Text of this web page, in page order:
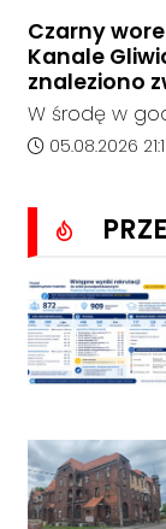
14:30 na
408 pomiędzy
Bierawą.
Czarny
Kanale
znaleziono
W środę w
Gliwicki po
Osoba
unoszący się
worek,
wzbudziła jej
Data dodania
05.08.2026